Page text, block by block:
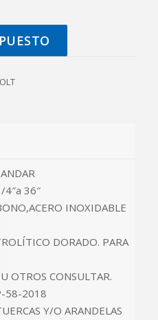
4″a 36″
INOXIDABLE
DORADO. PARA
OTROS CONSULTAR.
58-2018
Y/O ARANDELAS